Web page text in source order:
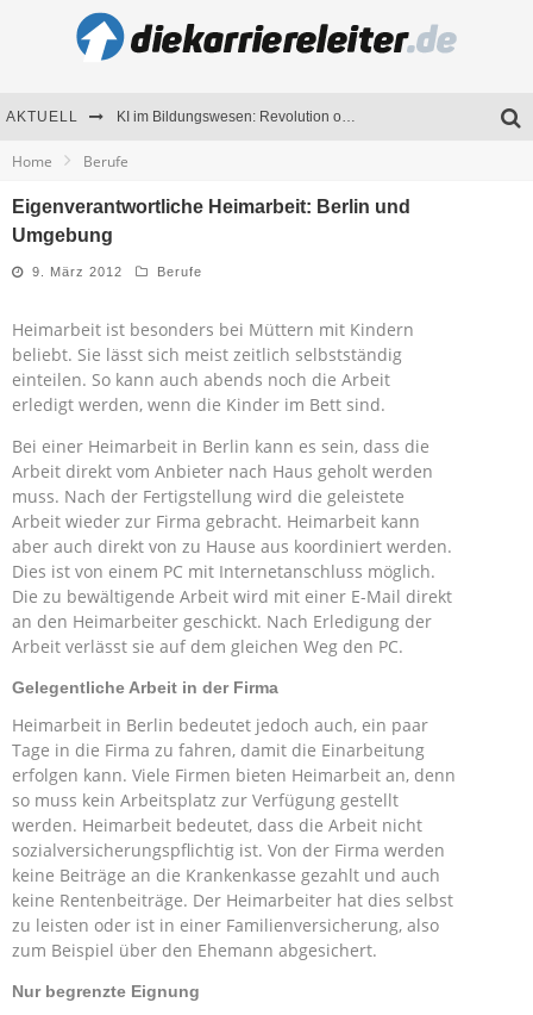
AKTUELL KI im Bildungswesen: Revolution oder Risiko für Schulen und Universitäten?
Seminare als Motivationsmotor – Wie Weiterbildung Mitarbeiter nachhaltig begeistert
Home Berufe
Eigenverantwortliche Heimarbeit: Berlin und
Umgebung
9. März 2012 Berufe
Heimarbeit ist besonders bei Müttern mit Kindern
beliebt. Sie lässt sich meist zeitlich selbstständig
einteilen. So kann auch abends noch die Arbeit
erledigt werden, wenn die Kinder im Bett sind.
Bei einer Heimarbeit in Berlin kann es sein, dass die
Arbeit direkt vom Anbieter nach Haus geholt werden
muss. Nach der Fertigstellung wird die geleistete
Arbeit wieder zur Firma gebracht. Heimarbeit kann
aber auch direkt von zu Hause aus koordiniert werden.
Dies ist von einem PC mit Internetanschluss möglich.
Die zu bewältigende Arbeit wird mit einer E-Mail direkt
an den Heimarbeiter geschickt. Nach Erledigung der
Arbeit verlässt sie auf dem gleichen Weg den PC.
Gelegentliche Arbeit in der Firma
Heimarbeit in Berlin bedeutet jedoch auch, ein paar
Tage in die Firma zu fahren, damit die Einarbeitung
erfolgen kann. Viele Firmen bieten Heimarbeit an, denn
so muss kein Arbeitsplatz zur Verfügung gestellt
werden. Heimarbeit bedeutet, dass die Arbeit nicht
sozialversicherungspflichtig ist. Von der Firma werden
keine Beiträge an die Krankenkasse gezahlt und auch
keine Rentenbeiträge. Der Heimarbeiter hat dies selbst
zu leisten oder ist in einer Familienversicherung, also
zum Beispiel über den Ehemann abgesichert.
Nur begrenzte Eignung